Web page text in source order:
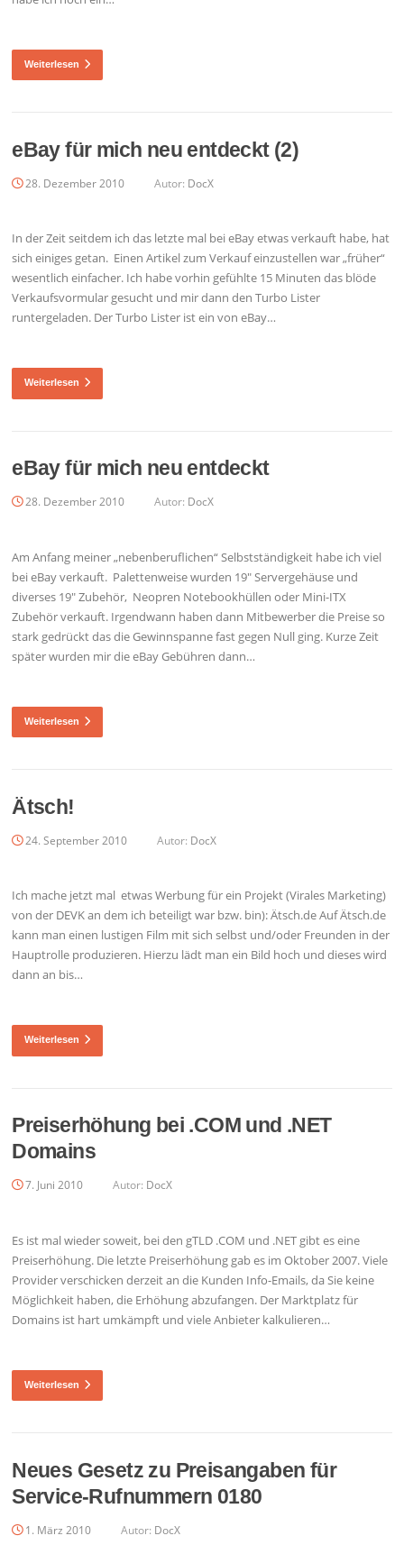
Weiterlesen
eBay für mich neu entdeckt (2)
28. Dezember 2010 Autor: DocX
In der Zeit seitdem ich das letzte mal bei eBay etwas verkauft habe, hat
sich einiges getan. Einen Artikel zum Verkauf einzustellen war „früher“
wesentlich einfacher. Ich habe vorhin gefühlte 15 Minuten das blöde
Verkaufsvormular gesucht und mir dann den Turbo Lister
runtergeladen. Der Turbo Lister ist ein von eBay…
Weiterlesen
eBay für mich neu entdeckt
28. Dezember 2010 Autor: DocX
Am Anfang meiner „nebenberuflichen“ Selbstständigkeit habe ich viel
bei eBay verkauft. Palettenweise wurden 19″ Servergehäuse und
diverses 19″ Zubehör, Neopren Notebookhüllen oder Mini-ITX
Zubehör verkauft. Irgendwann haben dann Mitbewerber die Preise so
stark gedrückt das die Gewinnspanne fast gegen Null ging. Kurze Zeit
später wurden mir die eBay Gebühren dann…
Weiterlesen
Ätsch!
24. September 2010 Autor: DocX
Ich mache jetzt mal etwas Werbung für ein Projekt (Virales Marketing)
von der DEVK an dem ich beteiligt war bzw. bin): Ätsch.de Auf Ätsch.de
kann man einen lustigen Film mit sich selbst und/oder Freunden in der
Hauptrolle produzieren. Hierzu lädt man ein Bild hoch und dieses wird
dann an bis…
Weiterlesen
Preiserhöhung bei .COM und .NET
Domains
7. Juni 2010 Autor: DocX
Es ist mal wieder soweit, bei den gTLD .COM und .NET gibt es eine
Preiserhöhung. Die letzte Preiserhöhung gab es im Oktober 2007. Viele
Provider verschicken derzeit an die Kunden Info-Emails, da Sie keine
Möglichkeit haben, die Erhöhung abzufangen. Der Marktplatz für
Domains ist hart umkämpft und viele Anbieter kalkulieren…
Weiterlesen
Neues Gesetz zu Preisangaben für
Service-Rufnummern 0180
1. März 2010 Autor: DocX